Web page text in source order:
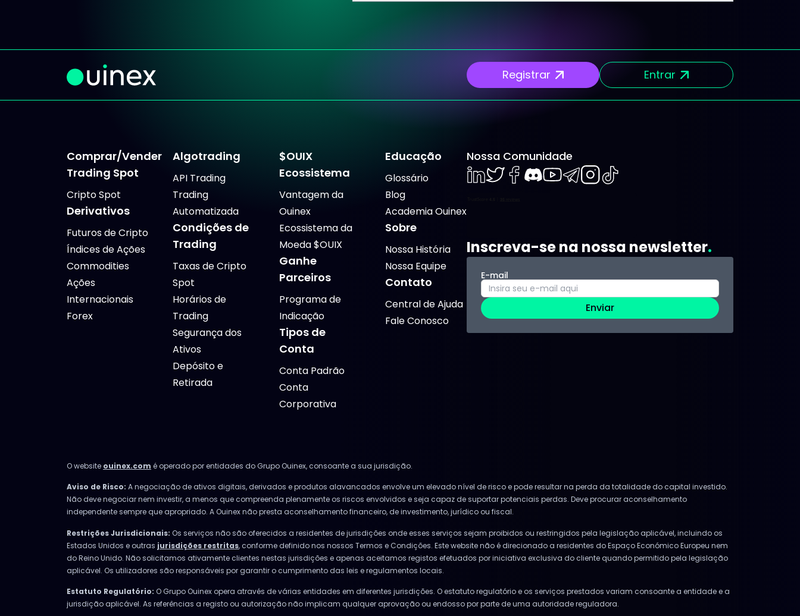
Registrar Entrar
Comprar/Vender
Trading Spot
Cripto Spot
Derivativos
Futuros de Cripto
Índices de Ações
Commodities
Ações
Internacionais
Forex
Algotrading
API Trading
Trading
Automatizada
Condições de
Trading
Taxas de Cripto
Spot
Horários de
Trading
Segurança dos
Ativos
Depósito e
Retirada
$OUIX
Ecossistema
Vantagem da
Ouinex
Ecossistema da
Moeda $OUIX
Ganhe
Parceiros
Programa de
Indicação
Tipos de
Conta
Conta Padrão
Conta
Corporativa
Educação
Glossário
Blog
Academia Ouinex
Sobre
Nossa História
Nossa Equipe
Contato
Central de Ajuda
Fale Conosco
Nossa Comunidade
Inscreva-se na nossa newsletter
E-mail
Enviar
O website ouinex.com é operado por entidades do Grupo Ouinex, consoante a sua jurisdição.
Aviso de Risco: A negociação de ativos digitais, derivados e produtos alavancados envolve um elevado nível de risco e pode resultar na perda da totalidade do capital investido.
Não deve negociar nem investir, a menos que compreenda plenamente os riscos envolvidos e seja capaz de suportar potenciais perdas. Deve procurar aconselhamento
independente sempre que apropriado. A Ouinex não presta aconselhamento financeiro, de investimento, jurídico ou fiscal.
Restrições Jurisdicionais: Os serviços não são oferecidos a residentes de jurisdições onde esses serviços sejam proibidos ou restringidos pela legislação aplicável, incluindo os
Estados Unidos e outras jurisdições restritas, conforme definido nos nossos Termos e Condições. Este website não é direcionado a residentes do Espaço Económico Europeu nem
do Reino Unido. Não solicitamos ativamente clientes nestas jurisdições e apenas aceitamos registos efetuados por iniciativa exclusiva do cliente quando permitido pela legislação
aplicável. Os utilizadores são responsáveis por garantir o cumprimento das leis e regulamentos locais.
Estatuto Regulatório: O Grupo Ouinex opera através de várias entidades em diferentes jurisdições. O estatuto regulatório e os serviços prestados variam consoante a entidade e a
jurisdição aplicável. As referências a registo ou autorização não implicam qualquer aprovação ou endosso por parte de uma autoridade reguladora.